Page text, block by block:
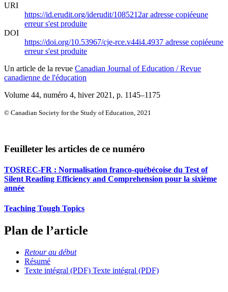
URI
https://id.erudit.org/iderudit/1085212aradresse copiéeune
erreur s'est produite
DOI
https://doi.org/10.53967/cje-rce.v44i4.4937 adresse copiéeune
erreur s'est produite
Un article de la revue Canadian Journal of Education / Revue
canadienne de l'éducation
Volume 44, numéro 4, hiver 2021 , p. 1145–1175
© Canadian Society for the Study of Education, 2021
Feuilleter les articles de ce numéro
TOSREC-FR : Normalisation franco-québécoise du Test of
Silent Reading Efficiency and Comprehension pour la sixième
année
Teaching Tough Topics
Plan de l’article
Retour au début
Résumé
Texte intégral (PDF) Texte intégral (PDF)